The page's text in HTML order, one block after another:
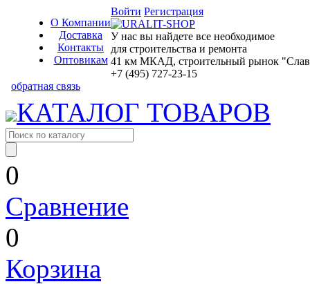
О Компании
Доставка
Контакты
Оптовикам
Войти Регистрация
У нас вы найдете все необходимое
для строительства и ремонта
41 км МКАД, строительный рынок
+7 (495) 727-23-15
обратная связь
КАТАЛОГ ТОВАРОВ
0
Сравнение
0
Корзина